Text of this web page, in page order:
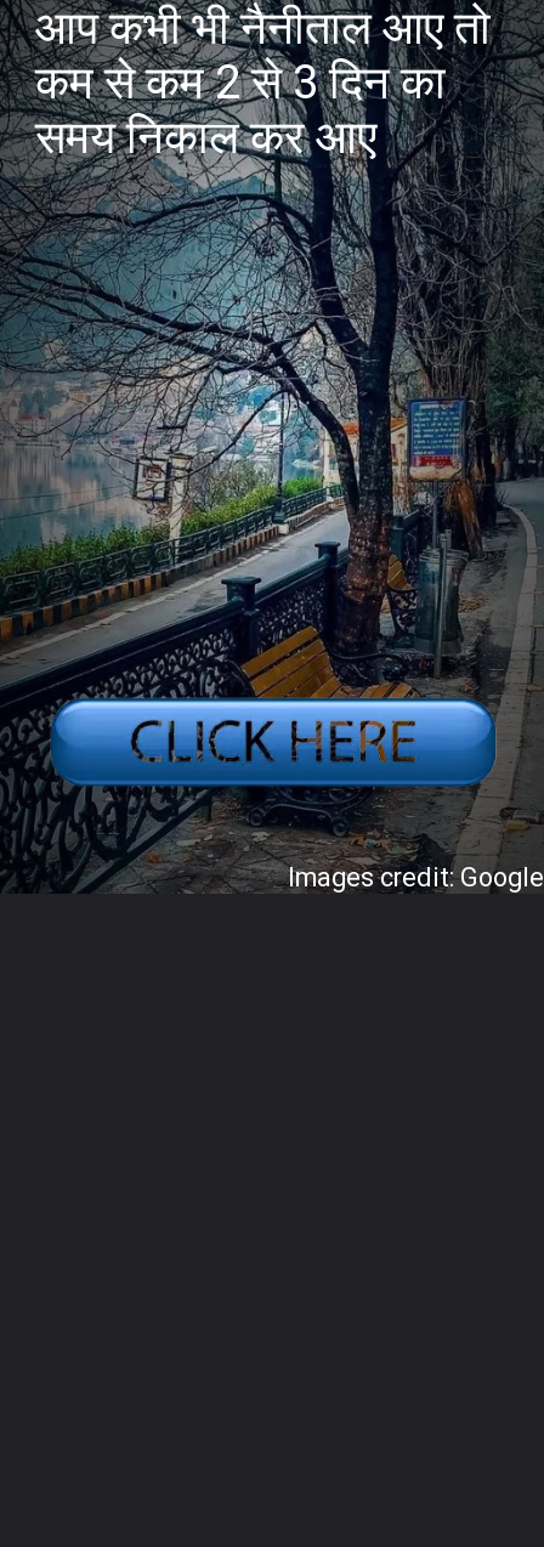
आप कभी भी नैनीताल आए तो
कम से कम 2 से 3 दिन का
समय निकाल कर आए
Images credit: Google